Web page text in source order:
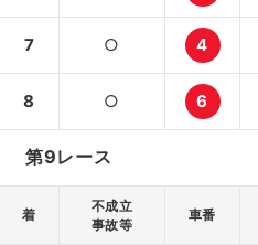
7 ○ 4
8 ○ 6
第9レース
着
不成立
事故等
車番